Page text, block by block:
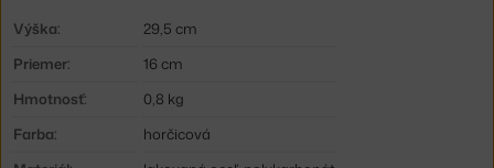
Výška:
29,5 cm
Priemer:
16 cm
Hmotnosť:
0,8 kg
Farba:
horčicová